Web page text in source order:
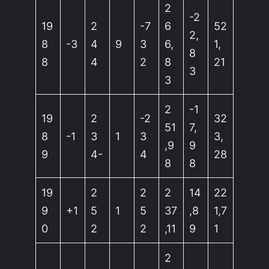
19
8
8
-3
2
4
4
9
-7
3
2
2
6
6,
8
3
-2
2,
8
3
52
1,
21
19
8
9
-1
2
3
4-
1
-2
3
4
2
51
,9
8
-1
7,
9
8
32
3,
28
19
9
0
+1
2
5
2
1
2
5
2
2
37
,11
14
,8
9
22
1,7
1
2